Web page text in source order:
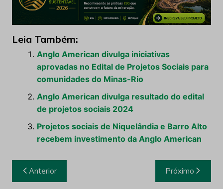
Leia Também:
Anglo American divulga iniciativas
aprovadas no Edital de Projetos Sociais para
comunidades do Minas-Rio
Anglo American divulga resultado do edital
de projetos sociais 2024
Projetos sociais de Niquelândia e Barro Alto
recebem investimento da Anglo American
Navegação
de
Anterior Próximo